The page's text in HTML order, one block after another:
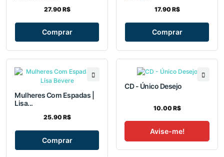
27.90 R$
Comprar
17.90 R$
Comprar
Mulheres Com Espadas |
Lisa...
25.90 R$
Comprar
CD - Único Desejo
10.00 R$
Avise-me!